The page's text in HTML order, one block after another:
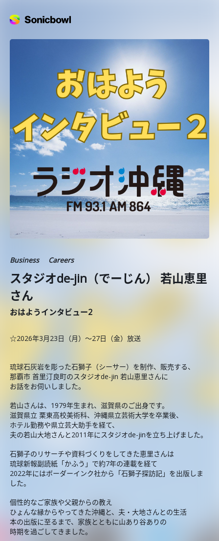
Business Careers
スタジオde-jin（でーじん） 若山恵里
さん
おはようインタビュー2
☆2026年3月23日（月）～27日（金）放送
琉球石灰岩を彫った石獅子（シーサー）を制作、販売する、
那覇市 首里汀良町のスタジオde-jin 若山恵里さんに
お話をお伺いしました。
若山さんは、1979年生まれ、滋賀県のご出身です。
滋賀県立 栗東高校美術科、沖縄県立芸術大学を卒業後、
ホテル勤務や県立芸大助手を経て、
夫の若山大地さんと2011年にスタジオde-jinを立ち上げました。
石獅子のリサーチや資料づくりをしてきた恵里さんは
琉球新報副読紙「かふう」で約7年の連載を経て
2022年にはボーダーインク社から「石獅子探訪記」を出版しま
した。
個性的なご家族や父親からの教え
ひょんな縁からやってきた沖縄と、夫・大地さんとの生活
本の出版に至るまで、家族とともに山あり谷ありの
時期を過ごしてきました。